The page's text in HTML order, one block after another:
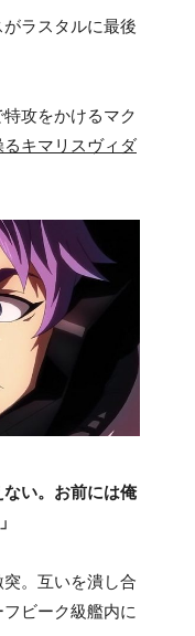
ラスタルに最後
攻をかけるマク
キマリスヴィダ
ない。お前には俺
。互いを潰し合
ビーク級艦内に